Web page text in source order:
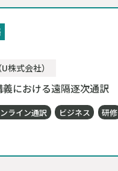
株式会社）
における遠隔逐次通訳
ライン通訳 ビジネス
研修